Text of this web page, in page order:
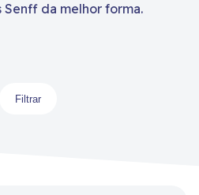
da melhor forma.